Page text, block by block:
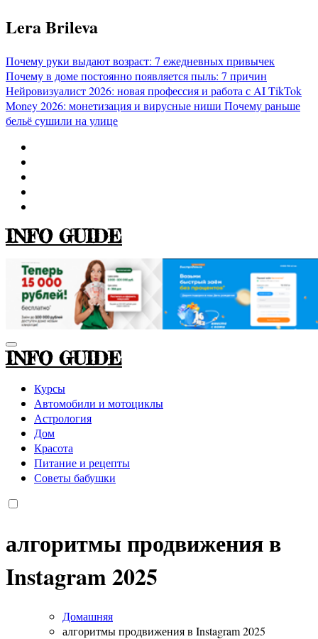
Перейти
к
Lera Brileva
Почему руки выдают возраст: 7 ежедневных привычек
Почему в доме постоянно появляется пыль: 7 причин
Нейровизуалист 2026: новая профессия и работа с AITikTok
Money 2026: монетизация и вирусные ниши Почему раньше
бельё сушили на улице
INFO GUIDE
INFO GUIDE
Курсы
Автомобили и мотоциклы
Астрология
Дом
Красота
Питание и рецепты
Советы бабушки
алгоритмы продвижения в
Instagram 2025
Домашняя
алгоритмы продвижения в Instagram 2025